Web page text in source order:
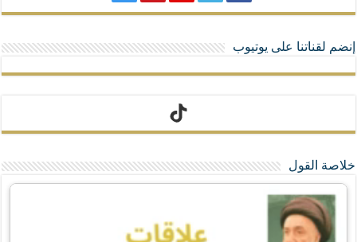
إنضم لقناتنا على يوتيوب
تيك توك
خلاصة القول